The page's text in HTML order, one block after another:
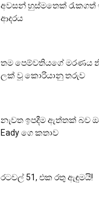
අවසන් හුස්මතෙක් රැකගත්
ආදරය
තම පෙම්වතියගේ මරණය
ලක් වූ කොරියානු තරුව
නැවත ඉපදීම ඇත්තක් බව
Eady ගෙ කතාව
රටවල් 51, එක රතු ඇඳුමයි!